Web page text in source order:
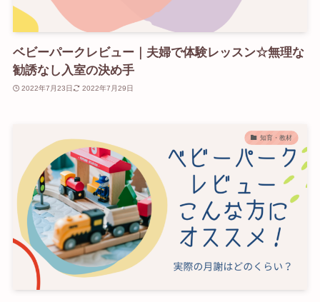
ベビーパークレビュー｜夫婦で体験レッスン☆無理な
勧誘なし入室の決め手
2022年7月23日 2022年7月29日
知育・教材